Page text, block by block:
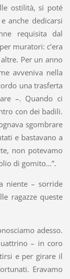
ostilità, si poté
anche dedicarsi
requisita dal
muratori: c’era
Per un anno
avveniva nella
una trasferta
–. Quando ci
con dei badili.
sgombrare
e bastavano a
non potevamo
di gomito…”.
niente – sorride
ragazze queste
adesso.
– in coro
e per girare il
Eravamo